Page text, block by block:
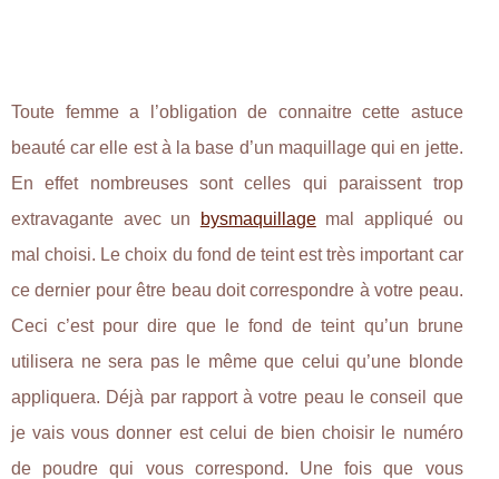
Toute femme a l’obligation de connaitre cette astuce
beauté car elle est à la base d’un maquillage qui en jette.
En effet nombreuses sont celles qui paraissent trop
extravagante avec un
bysmaquillagemal appliqué ou
mal choisi. Le choix du fond de teint est très important car
ce dernier pour être beau doit correspondre à votre peau.
Ceci c’est pour dire que le fond de teint qu’un brune
utilisera ne sera pas le même que celui qu’une blonde
appliquera. Déjà par rapport à votre peau le conseil que
je vais vous donner est celui de bien choisir le numéro
de poudre qui vous correspond. Une fois que vous